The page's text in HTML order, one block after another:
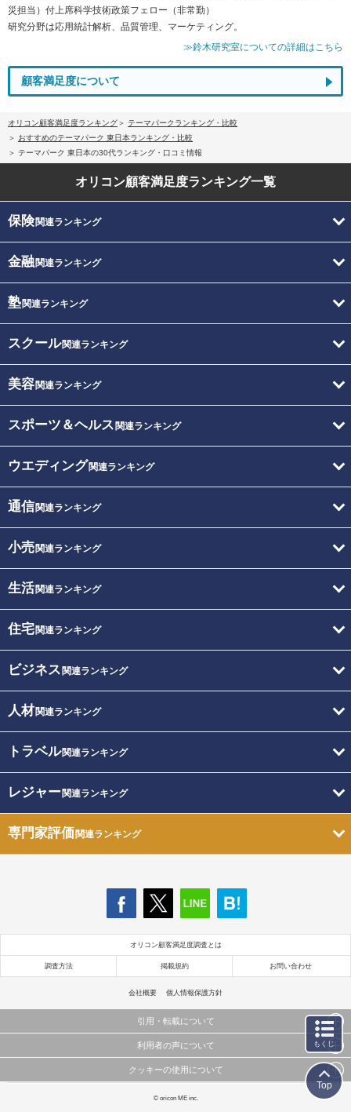
災担当）付上席科学技術政策フェロー（非常勤）
研究分野は応用統計解析、品質管理、マーケティング。
≫鈴木研究室についての詳細はこちら
顧客満足度について
オリコン顧客満足度ランキング
テーマパークランキング・比較
おすすめのテーマパーク 東日本ランキング・比較
テーマパーク 東日本の30代ランキング・口コミ情報
オリコン顧客満足度ランキング一覧
保険関連ランキング
金融関連ランキング
塾関連ランキング
スクール関連ランキング
美容関連ランキング
スポーツ＆ヘルス 関連ランキング
ウエディング関連ランキング
通信関連ランキング
小売関連ランキング
生活関連ランキング
住宅関連ランキング
ビジネス 関連ランキング
人材関連ランキング
トラベル関連ランキング
レジャー関連ランキング
専門家評価関連ランキング
オリコン顧客満足度調査とは
調査方法 掲載規約 お問い合わせ
会社概要 個人情報保護方針
引用・転載について
当サイトで公開されている情報（文字、写真、イラスト、画像データ等）及びこれらの配置・
これらの情報を権利者の許可なく無断転載・複製などの二次利用を行うことは固く禁じており
利用者の声について
当サイトに掲載している内容はすべてサービスの利用者が提出された見解・感想です。
弊社の見解・ 意見ではないことをご理解いただいた上でご覧ください。
クッキーの使用について
このサイトでは Cookie を使用して、ユーザーに合わせたコンテンツや広告の表示、ソーシャル
© oricon ME inc.
もくじ
Top